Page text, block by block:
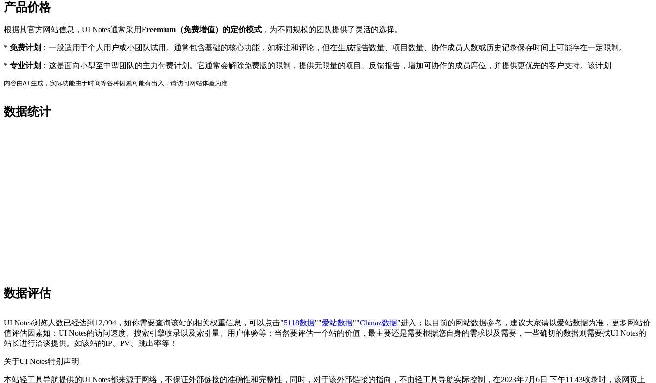
产品价格
根据其官方网站信息，UI Notes通常采用Freemium（免费增值）的定价模式 ，为不同规模的团队提供了灵活的选择。
* 免费计划 ：一般适用于个人用户或小团队试用。通常包含基础的核心功能，如标注和评论，但在生成报告数量、项目数量、协作成员人数或历史记录保存时间上可能存在一定限制。
* 专业计划 ：这是面向小型至中型团队的主力付费计划。它通常会解除免费版的限制，提供无限量的项目、反馈报告，增加可协作的成员席位，并提供更优先的客户支持。该计划
内容由AI生成，实际功能由于时间等各种因素可能有出入，请访问网站体验为准
数据统计
数据评估
UI Notes浏览人数已经达到12,994，如你需要查询该站的相关权重信息，可以点击"5118数据""爱站数据""Chinaz数据"进入；以目前的网站数据参考，建议大家请以爱站数据为准，更多网站价
值评估因素如：UI Notes的访问速度、搜索引擎收录以及索引量、用户体验等；当然要评估一个站的价值，最主要还是需要根据您自身的需求以及需要，一些确切的数据则需要找UI Notes的
站长进行洽谈提供。如该站的IP、PV、跳出率等！
关于UI Notes特别声明
本站轻工具导航提供的UI Notes都来源于网络，不保证外部链接的准确性和完整性，同时，对于该外部链接的指向，不由轻工具导航实际控制，在2023年7月6日 下午11:43收录时，该网页上